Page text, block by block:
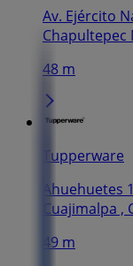
Av. Ejército
Chapultepec
48 m
Tupperware
Ahuehuetes
Cuajimalpa ,
49 m